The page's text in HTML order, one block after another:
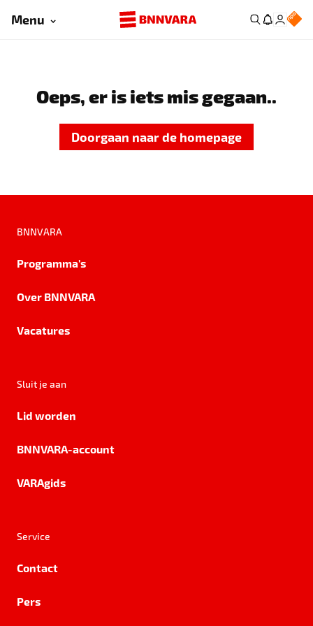
Menu
Oeps, er is iets mis gegaan..
Doorgaan naar de homepage
BNNVARA
Programma's
Over BNNVARA
Vacatures
Sluit je aan
Lid worden
BNNVARA-account
VARAgids
Service
Contact
Pers